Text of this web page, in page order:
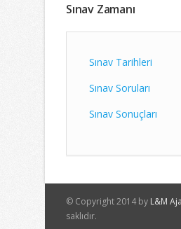
Sınav Zamanı
Sınav Tarihleri
Sınav Soruları
Sınav Sonuçları
© Copyright 2014 by L&M
saklıdır.